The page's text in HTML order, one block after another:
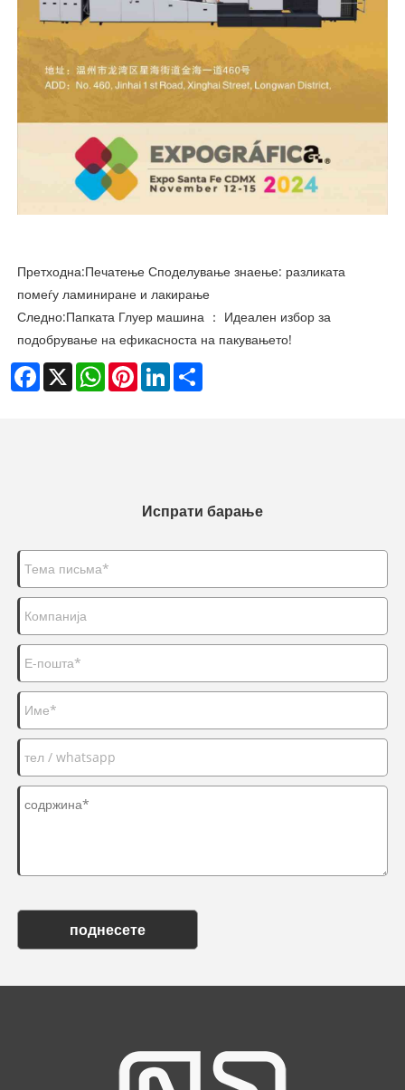
Претходна:Печатење Споделување знаење: разликата
помеѓу ламиниране и лакирање
Следно:Папката Глуер машина ： Идеален избор за
подобрување на ефикасноста на пакувањето!
Facebook
X WhatsAppPinterestLinkedIn
Испрати барање
поднесете